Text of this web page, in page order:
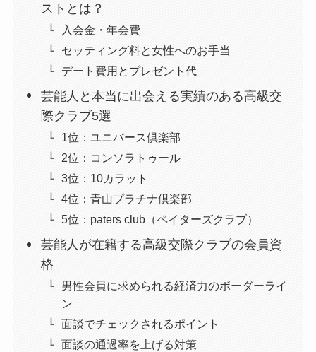
ストとは？
入会金・年会費
セッティング料と女性へのお手当
デート費用とプレゼント代
芸能人と本当に出会える実績のある高級交
際クラブ5選
1位：ユニバース倶楽部
2位：コンソラトゥール
3位：10カラット
4位：青山プラチナ倶楽部
5位：paters club（ペイターズクラブ）
芸能人が在籍する高級交際クラブの会員資
格
男性会員に求められる経済力のボーダーライ
ン
面談でチェックされるポイント
面談の通過率を上げる対策